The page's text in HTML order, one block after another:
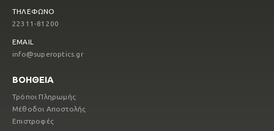
ΤΗΛΕΦΩΝΟ
22311-81200
EMAIL
info@superoptics.gr
ΒΟΗΘΕΙΑ
Τρόποι Πληρωμής
Μέθοδοι Αποστολής
Επιστροφές